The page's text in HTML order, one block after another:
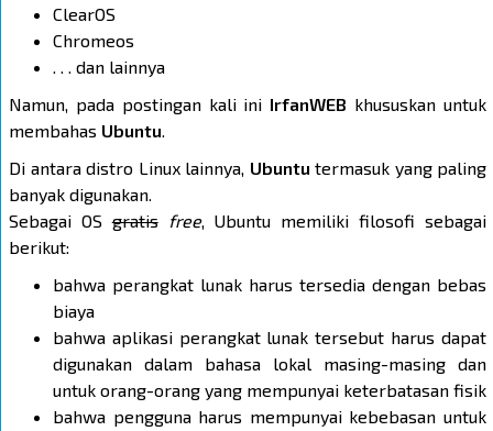
ClearOS
Chromeos
. . . dan lainnya
Namun, pada postingan kali ini IrfanWEB khususkan untuk
membahas Ubuntu.
Di antara distro Linux lainnya, Ubuntu termasuk yang paling
banyak digunakan.
Sebagai OSgratis free, Ubuntu memiliki filosofi sebagai
berikut:
bahwa perangkat lunak harus tersedia dengan bebas
biaya
bahwa aplikasi perangkat lunak tersebut harus dapat
digunakan dalam bahasa lokal masing-masing dan
untuk orang-orang yang mempunyai keterbatasan fisik
bahwa pengguna harus mempunyai kebebasan untuk